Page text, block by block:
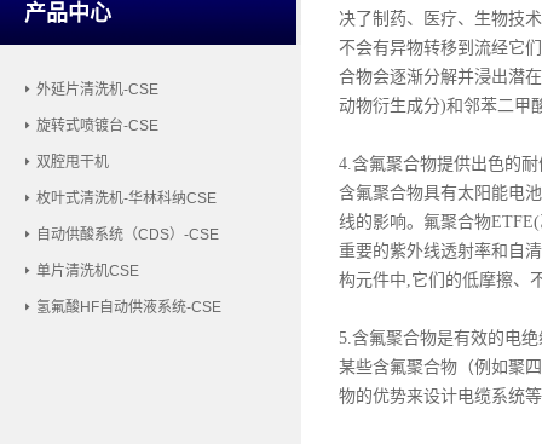
产品中心
外延片清洗机-CSE
旋转式喷镀台-CSE
双腔甩干机
枚叶式清洗机-华林科纳CSE
自动供酸系统（CDS）-CSE
单片清洗机CSE
氢氟酸HF自动供液系统-CSE
决了制药、医疗、生物技
不会有异物转移到流经它
合物会逐渐分解并浸出潜
动物衍生成分)和邻苯二
4.含氟聚合物提供出色的耐
含氟聚合物具有太阳能电
线的影响。氟聚合物
重要的紫外线透射率和自
构元件中,它们的低摩擦、
5.含氟聚合物是有效的电绝
某些含氟聚合物（例如聚
物的优势来设计电缆系统